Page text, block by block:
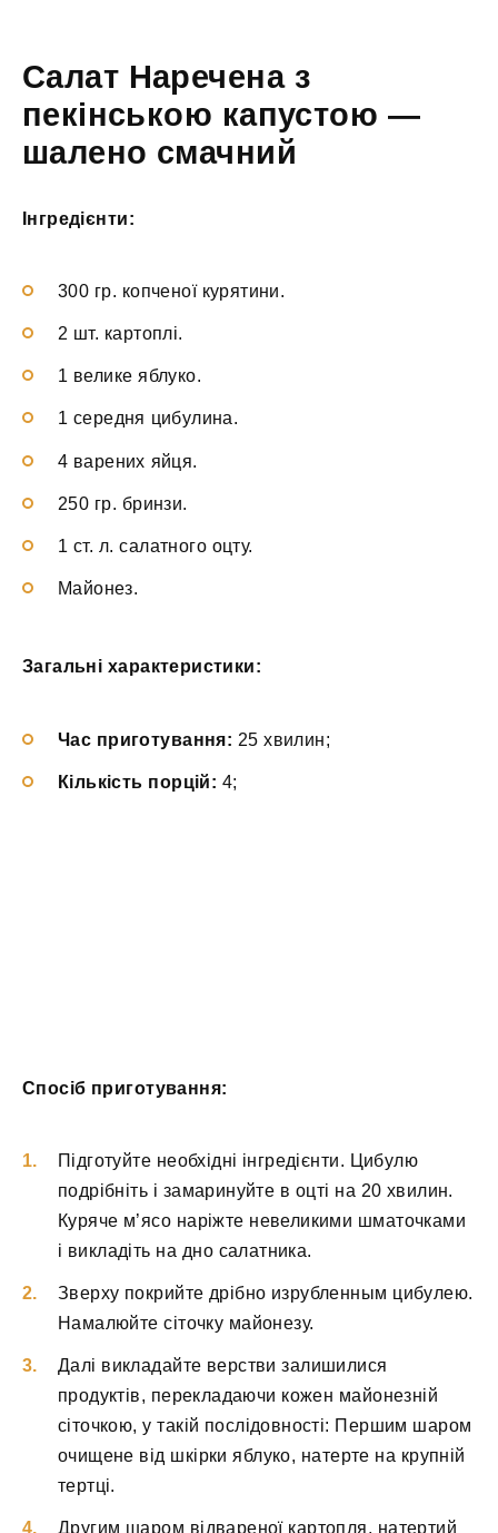
Салат Наречена з
пекінською капустою —
шалено смачний
Інгредієнти:
300 гр. копченої курятини.
2 шт. картоплі.
1 велике яблуко.
1 середня цибулина.
4 варених яйця.
250 гр. бринзи.
1 ст. л. салатного оцту.
Майонез.
Загальні характеристики:
Час приготування: 25 хвилин;
Кількість порцій: 4;
Спосіб приготування:
Підготуйте необхідні інгредієнти. Цибулю
подрібніть і замаринуйте в оцті на 20 хвилин.
Куряче м’ясо наріжте невеликими шматочками
і викладіть на дно салатника.
Зверху покрийте дрібно изрубленным цибулею.
Намалюйте сіточку майонезу.
Далі викладайте верстви залишилися
продуктів, перекладаючи кожен майонезній
сіточкою, у такій послідовності: Першим шаром
очищене від шкірки яблуко, натерте на крупній
тертці.
Другим шаром відвареної картопля, натертий